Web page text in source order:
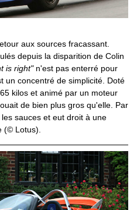
aux sources fracassant.
depuis la disparition de Colin
is right"n'est pas enterré pour
un concentré de simplicité. Doté
kilos et animé par un moteur
de bien plus gros qu'elle. Par
sauces et eut droit à une
(© Lotus).